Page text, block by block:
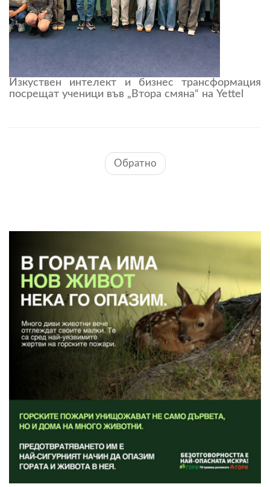
Изкуствен интелект и бизнес трансформация
посрещат ученици във „Втора смяна“ на Yettel
Обратно